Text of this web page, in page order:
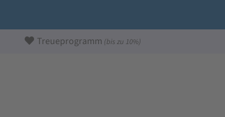
Treueprogramm (bis zu 10%)